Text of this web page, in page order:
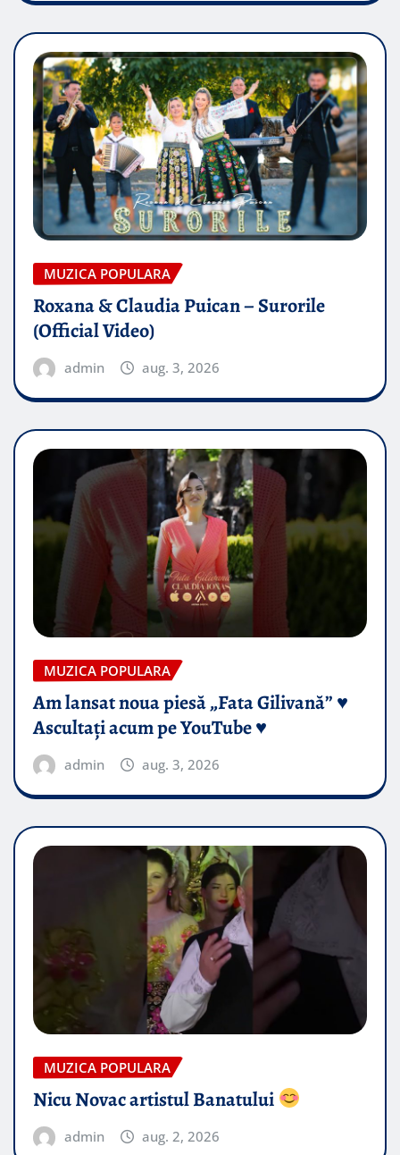
MUZICA POPULARA
Roxana & Claudia Puican – Surorile
(Official Video)
admin aug. 3, 2026
MUZICA POPULARA
Am lansat noua piesă „Fata Gilivană” ♥️
Ascultați acum pe YouTube ♥️
admin aug. 3, 2026
MUZICA POPULARA
Nicu Novac artistul Banatului
admin aug. 2, 2026